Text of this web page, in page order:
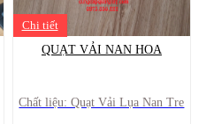
Chi tiết
QUẠT VẢI NAN HOA
Chất liệu: Quạt Vải Lụa Nan Tre